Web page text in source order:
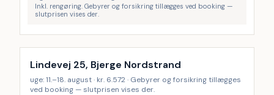
Inkl. rengøring. Gebyrer og forsikring tillægges ved booking —
slutprisen vises der.
Lindevej 25, Bjerge Nordstrand
uge: 11.–18. august · kr. 6.572 · Gebyrer og forsikring tillægges
ved booking — slutprisen vises der.